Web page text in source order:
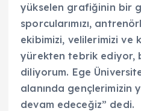
yükselen grafiğinin bir
sporcularımızı,
ekibimizi, velilerimizi ve
yürekten tebrik ediyor,
diliyorum. Ege
alanında gençlerimizin
devam edeceğiz” dedi.